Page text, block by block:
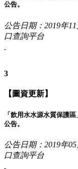
公告。
公告日期：2019年
口查詢平台
3
【圖資更新】
「飲用水水源水質保護
公告。
公告日期：2019年
口查詢平台